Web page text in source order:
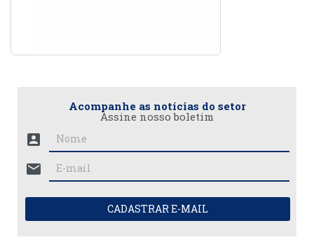
Acompanhe as notícias do setor
Assine nosso boletim
account_box
mail
CADASTRAR E-MAIL